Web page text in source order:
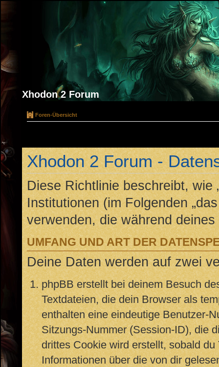
Xhodon 2 Forum
Foren-Übersicht
Xhodon 2 Forum -
Diese Richtlinie beschreibt, wie
Institutionen (im Folgenden
verwenden, die während
UMFANG UND ART DER
Deine Daten werden auf zwei
phpBB erstellt bei deinem Besuch
Textdateien, die dein Browser als
enthalten eine eindeutige Benutzer-
Sitzungs-Nummer (Session-ID), die
drittes Cookie wird erstellt, sobald
Informationen über die von dir